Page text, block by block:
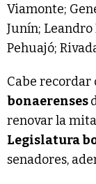
Viamonte;
Junín; Leandro
Pehuajó;
Cabe recordar
bonaerenses
renovar la
Legislatura
senadores,